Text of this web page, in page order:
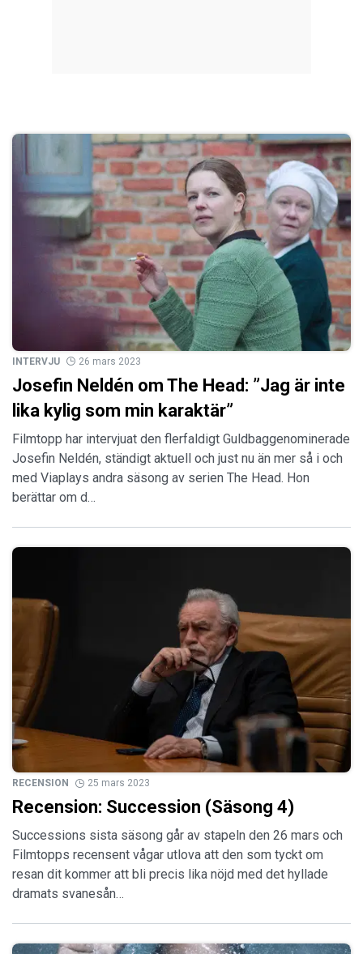
INTERVJU 26 mars 2023
Josefin Neldén om The Head: ”Jag är inte
lika kylig som min karaktär”
Filmtopp har intervjuat den flerfaldigt Guldbaggenominerade
Josefin Neldén, ständigt aktuell och just nu än mer så i och
med Viaplays andra säsong av serien The Head. Hon
berättar om d…
RECENSION 25 mars 2023
Recension: Succession (Säsong 4)
Successions sista säsong går av stapeln den 26 mars och
Filmtopps recensent vågar utlova att den som tyckt om
resan dit kommer att bli precis lika nöjd med det hyllade
dramats svanesån…